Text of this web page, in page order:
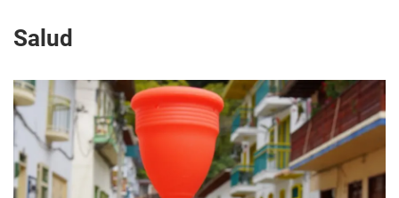
Salud